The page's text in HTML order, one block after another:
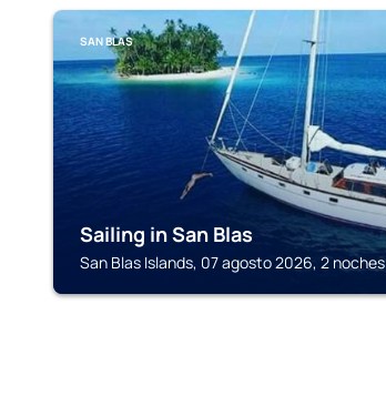
SAN BLAS
Sailing in San Blas
San Blas Islands, 07 agosto 2026, 2 noches